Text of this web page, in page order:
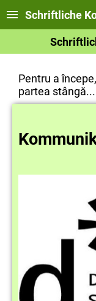
Schriftliche
Pentru a
partea stângă...